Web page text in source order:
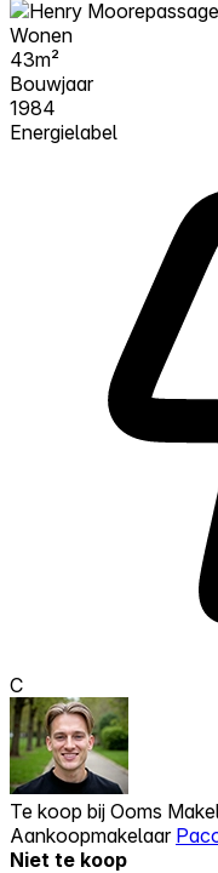
Wonen
43m²
Bouwjaar
1984
Energielabel
C
Te koop bij Ooms
Aankoopmakelaar
Niet te koop